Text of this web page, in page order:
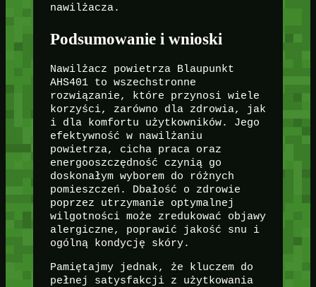
nawilżacza.
Podsumowanie i wnioski
Nawilżacz powietrza Blaupunkt
AHS401 to wszechstronne
rozwiązanie, które przynosi wiele
korzyści, zarówno dla zdrowia, jak
i dla komfortu użytkowników. Jego
efektywność w nawilżaniu
powietrza, cicha praca oraz
energooszczędność czynią go
doskonałym wyborem do różnych
pomieszczeń. Dbałość o zdrowie
poprzez utrzymanie optymalnej
wilgotności może zredukować objawy
alergiczne, poprawić jakość snu i
ogólną kondycję skóry.
Pamiętajmy jednak, że kluczem do
pełnej satysfakcji z użytkowania